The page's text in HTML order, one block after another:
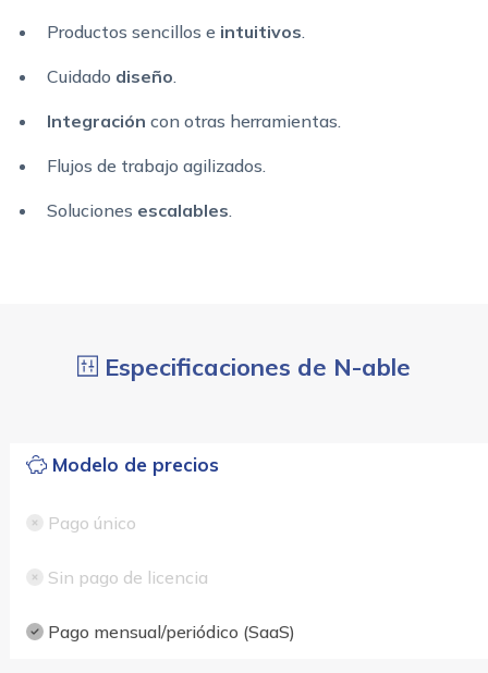
Productos sencillos e intuitivos
Cuidado diseño
Integración con otras herramientas.
Flujos de trabajo agilizados.
Soluciones escalables
Especificaciones de N-able
Modelo de precios
Pago único
Sin pago de licencia
Pago mensual/periódico (SaaS)